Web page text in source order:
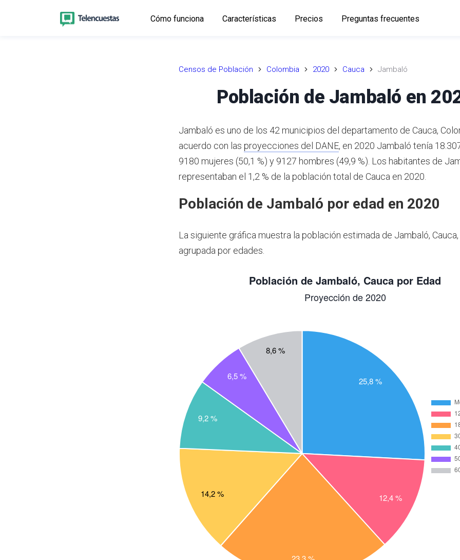
Cómo funciona Características Precios Preguntas frecuentes
Censos de Población Colombia 2020 Cauca Jambaló
Población de Jambaló en
Jambaló es uno de los 42 municipios del departamento de Cauca,
acuerdo con las proyecciones del DANE, en 2020 Jambaló tenía
9180 mujeres (50,1 %) y 9127 hombres (49,9 %). Los habitantes de
representaban el 1,2 % de la población total de Cauca en 2020.
Población de Jambaló por edad en 2020
La siguiente gráfica muestra la población estimada de Jambaló,
agrupada por edades.